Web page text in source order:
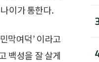
이가 통한다.
막여덕’ 이라고
백성을 잘 살게